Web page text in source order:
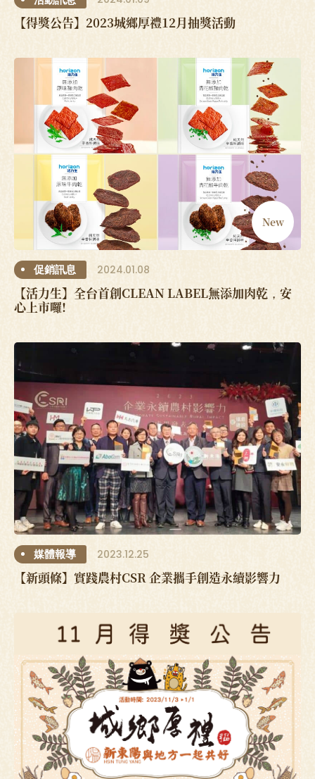
【得獎公告】2023城鄉厚禮12月抽獎活動
New
促銷訊息 2024.01.08
【活力生】全台首創CLEAN LABEL無添加肉乾，安
心上市囉!
媒體報導 2023.12.25
【新頭條】實踐農村CSR 企業攜手創造永續影響力